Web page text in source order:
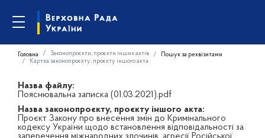
Головна Законопроєкти, проєкти інших актів
Пошук за реквізитами
Картка законопроєкту, проєкту іншого акта
Назва файлу:
Пояснювальна записка (01.03.2021).pdf
Назва законопроєкту, проєкту іншого акта:
Проєкт Закону про внесення змін до Кримінального
кодексу України щодо встановлення відповідальності за